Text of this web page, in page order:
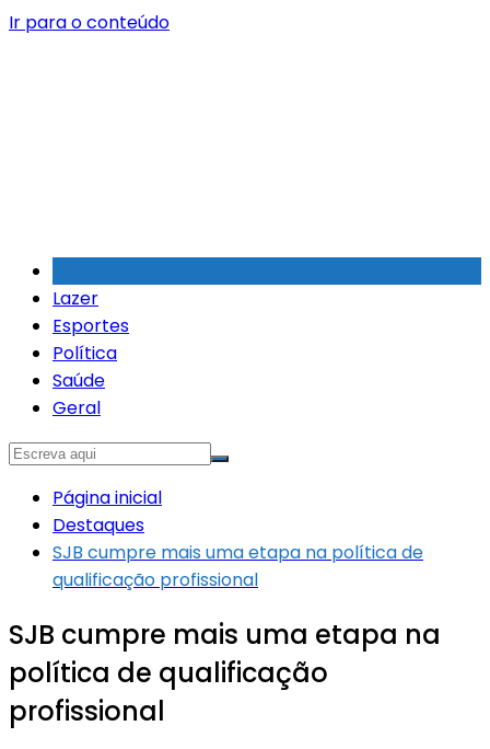
Ir para o conteúdo
Lazer
Esportes
Política
Saúde
Geral
Página inicial
Destaques
SJB cumpre mais uma etapa na política de
qualificação profissional
SJB cumpre mais uma etapa na
política de qualificação
profissional